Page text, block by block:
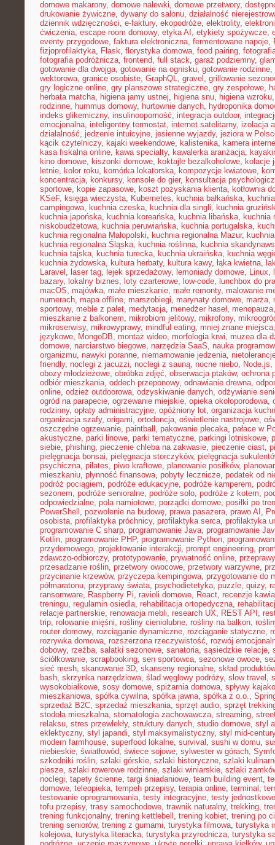
domowe makarony, domowe nalewki, domowe przetwory,
drukowanie żywiczne, dywany do salonu, działalność
dziennik wdzięczności, e-faktury, ekopodróże, elektrolity,
ćwiczenia, escape room domowy, etyka AI , etykiety spożywcze,
eventy przygodowe, faktura elektroniczna, fermentowane napoje,
fizjoprofilaktyka, Flask, florystyka domowa, food pairing,
fotografia podróżnicza, frontend, full stack, garaż podziemny,
gotowanie dla dwojga, gotowanie na ognisku, gotowanie rodzinne,
wektorowa, granice osobiste, GraphQL, gravel , grillowanie
gry logiczne online, gry planszowe strategiczne, gry zespołowe,
herbata matcha, higiena jamy ustnej, higiena snu, higiena wzroku
rodzinne, hummus domowy, hurtownie danych, hydroponika
indeks glikemiczny, insulinooporność, integracja outdoor,
emocjonalna, inteligentny termostat, internet satelitarny, izolacja
działalność, jedzenie intuicyjne, jesienne wyjazdy, jeziora w
kącik czytelniczy, kajaki weekendowe, kalistenika, kamera
kasa fiskalna online, kawa specialty, kawalerka aranżacja,
kino domowe, kiszonki domowe, koktajle bezalkoholowe, kolacje
letnie, kolor roku, komórka lokatorska, kompozycje kwiatowe,
koncentracja, konkursy, konsole do gier, konsultacja
sportowe, kopie zapasowe, koszt pozyskania klienta, kotłownia
KSeF, księga wieczysta, Kubernetes, kuchnia bałkańska,
campingowa, kuchnia czeska, kuchnia dla singli, kuchnia
kuchnia japońska, kuchnia koreańska, kuchnia libańska, kuchnia
niskobudżetowa, kuchnia peruwiańska, kuchnia portugalska,
kuchnia regionalna Małopolski, kuchnia regionalna Mazur,
kuchnia regionalna Śląska, kuchnia roślinna, kuchnia
kuchnia tajska, kuchnia turecka, kuchnia ukraińska, kuchnia
kuchnia żydowska, kultura herbaty, kultura kawy, łąka kwietna,
Laravel , laser tag, lejek sprzedażowy, lemoniady domowe, Linux,
bazary, lokalny biznes, loty czarterowe, low-code, lunchbox do
macOS, majówka, małe mieszkanie, małe remonty, malowanie
numerach, mapa offline, marszobiegi, marynaty domowe, marża,
sportowy, meble z palet, medytacja, menedżer haseł, menopauza
mieszkanie z balkonem, mikrobiom jelitowy, mikrofony,
mikroserwisy, mikrowyprawy, mindful eating, mniej znane miejsca
językowe, MongoDB, montaż wideo, morfologia krwi, muzea dla
domowe, narciarstwo biegowe, narzędzia SaaS, nauka
organizmu, nawyki poranne, niemarnowanie jedzenia,
friendly, noclegi z jacuzzi, noclegi z sauną, nocne niebo, Node.js,
obozy młodzieżowe, obróbka zdjęć, obserwacja ptaków, ochrona
odbiór mieszkania, oddech przeponowy, odnawianie drewna,
online, odzież outdoorowa, odzyskiwanie danych, odżywianie
ogród na parapecie, ogrzewanie miejskie, opieka okołoporodowa,
rodzinny, opłaty administracyjne, opóźniony lot, organizacja
organizacja szafy, origami, ortodoncja, oświetlenie nastrojowe,
oszczędne ogrzewanie, paintball , pakowanie plecaka, pałace w
akustyczne, parki linowe, parki tematyczne, parkingi lotniskowe,
siebie, phishing, pieczenie chleba na zakwasie, pieczenie ciast,
pielęgnacja bonsai, pielęgnacja storczyków, pielęgnacja
psychiczna, pilates, piwo kraftowe, planowanie posiłków,
mieszkaniu, płynność finansowa, pobyty lecznicze, podatek od
podróż pociągiem, podróże edukacyjne, podróże kamperem,
sezonem, podróże senioralne, podróże solo, podróże z kotem,
odpowiedzialne, pola namiotowe, porządki domowe, posiłki po
PowerShell , pozwolenie na budowę, prawa pasażera, prawo AI ,
osobista, profilaktyka próchnicy, profilaktyka serca, profilaktyka
programowanie C sharp, programowanie Java, programowanie
Kotlin, programowanie PHP, programowanie Python,
przydomowego, projektowanie interakcji, prompt engineering,
zdawczo-odbiorczy, prototypowanie, prywatność online,
przesadzanie roślin, przetwory owocowe, przetwory warzywne,
przycinanie krzewów, przyczepa kempingowa, przygotowanie do
półmaratonu, przyprawy świata, psychodietetyka, puzzle, quizy,
ransomware, Raspberry Pi, ravioli domowe, React, recenzje
treningu, regulamin osiedla, rehabilitacja ortopedyczna,
relacje partnerskie, renowacja mebli, research UX, REST API ,
trip, rolowanie mięśni, rośliny cieniolubne, rośliny na balkon,
router domowy, rozciąganie dynamiczne, rozciąganie statyczne,
rozrywka domowa, rozszerzona rzeczywistość, rozwój
dobowy, rzeźba, sałatki sezonowe, sanatoria, sąsiedzkie relacje,
ściółkowanie, scrapbooking, sen sportowca, sezonowe owoce,
sieć mesh, skanowanie 3D, skanseny regionalne, skład produktów
bash, skrzynka narzędziowa, ślad węglowy podróży, slow travel ,
wysokobiałkowe, sosy domowe, spiżarnia domowa, spływy
mieszkaniowa, spółka cywilna, spółka jawna, spółka z o.o.,
sprzedaż B2C, sprzedaż mieszkania, sprzęt audio, sprzęt
stodoła mieszkalna, stomatologia zachowawcza, streaming,
relaksu, stres przewlekły, struktury danych, studio domowe, styl
eklektyczny, styl japandi, styl maksymalistyczny, styl mid-century
modern farmhouse, superfood lokalne, survival , sushi w domu,
niebieskie, światłowód, świece sojowe, sylwester w górach,
szkodniki roślin, szlaki górskie, szlaki historyczne, szlaki
piesze, szlaki rowerowe rodzinne, szlaki winiarskie, szlaki
noclegi, tapety ścienne, targi śniadaniowe, team building event,
domowe, teleopieka, tempeh przepisy, terapia online, terminal ,
testowanie oprogramowania, testy integracyjne, testy jednostkowe
tofu przepisy, trasy samochodowe, trawnik naturalny, trekking,
trening funkcjonalny, trening kettlebell , trening kobiet, trening po
trening seniorów, trening z gumami, turystyka filmowa, turystyka
kolejowa, turystyka literacka, turystyka przyrodnicza, turystyka